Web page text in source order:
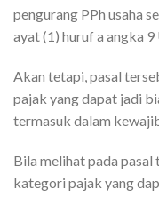
pengurang PPh usaha
ayat (1) huruf a angka 9
Akan tetapi, pasal
pajak yang dapat jadi
termasuk dalam
Bila melihat pada
kategori pajak yang